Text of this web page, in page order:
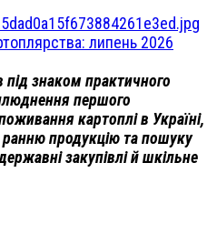
липень 2026
знаком практичного
першого
картоплі в Україні,
продукцію та пошуку
закупівлі й шкільне